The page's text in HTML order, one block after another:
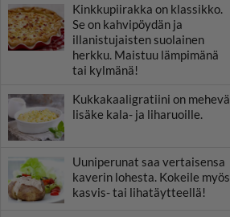
Kinkkupiirakka on klassikko.
Se on kahvipöydän ja
illanistujaisten suolainen
herkku. Maistuu lämpimänä
tai kylmänä!
Kukkakaaligratiini on mehevä
lisäke kala- ja liharuoille.
Uuniperunat saa vertaisensa
kaverin lohesta. Kokeile myös
kasvis- tai lihatäytteellä!